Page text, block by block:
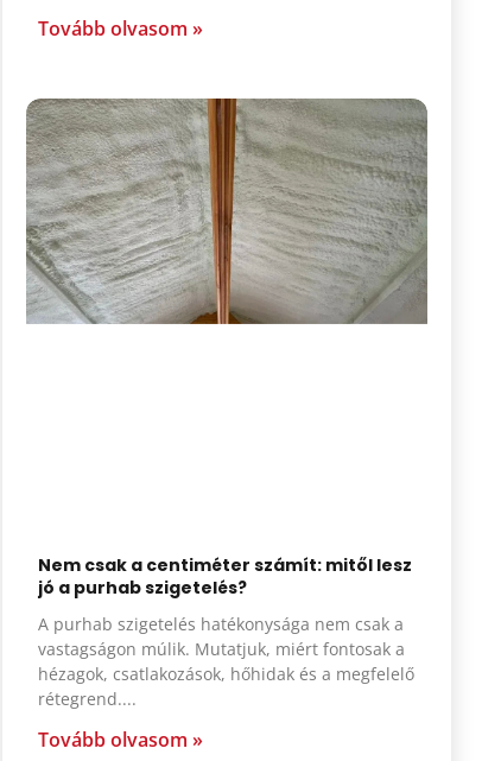
Tovább olvasom »
Nem csak a centiméter számít: mitől lesz
jó a purhab szigetelés?
A purhab szigetelés hatékonysága nem csak a
vastagságon múlik. Mutatjuk, miért fontosak a
hézagok, csatlakozások, hőhidak és a megfelelő
rétegrend.
Tovább olvasom »